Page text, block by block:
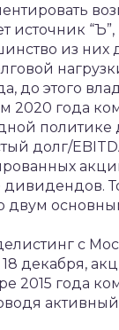
источник
из них
до этого
года
политике
долг/
двум
с
декабря,
2015 года